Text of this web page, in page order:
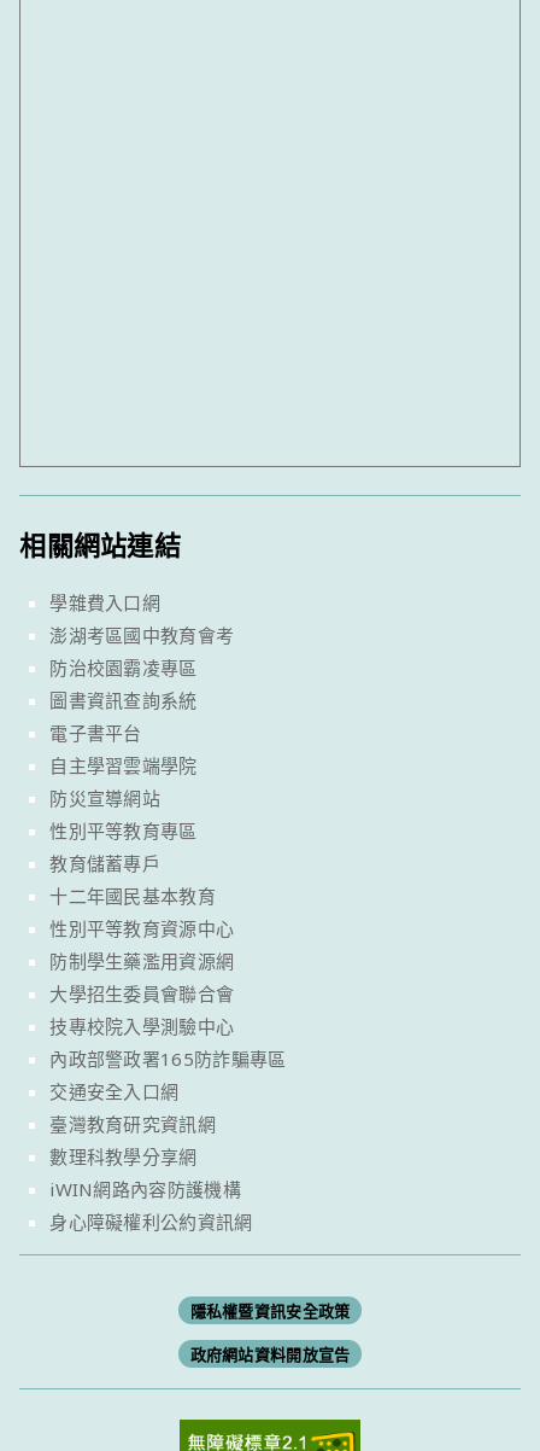
相關網站連結
學雜費入口網
澎湖考區國中教育會考
防治校園霸凌專區
圖書資訊查詢系統
電子書平台
自主學習雲端學院
防災宣導網站
性別平等教育專區
教育儲蓄專戶
十二年國民基本教育
性別平等教育資源中心
防制學生藥濫用資源網
大學招生委員會聯合會
技專校院入學測驗中心
內政部警政署165防詐騙專區
交通安全入口網
臺灣教育研究資訊網
數理科教學分享網
iWIN網路內容防護機構
身心障礙權利公約資訊網
隱私權暨資訊安全政策
政府網站資料開放宣告